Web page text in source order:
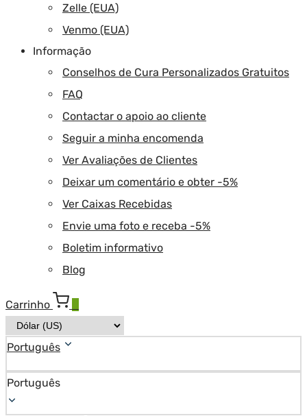
Zelle (EUA)
Venmo (EUA)
Informação
Conselhos de Cura Personalizados Gratuitos
FAQ
Contactar o apoio ao cliente
Seguir a minha encomenda
Ver Avaliações de Clientes
Deixar um comentário e obter -5%
Ver Caixas Recebidas
Envie uma foto e receba -5%
Boletim informativo
Blog
Carrinho
Português
Português